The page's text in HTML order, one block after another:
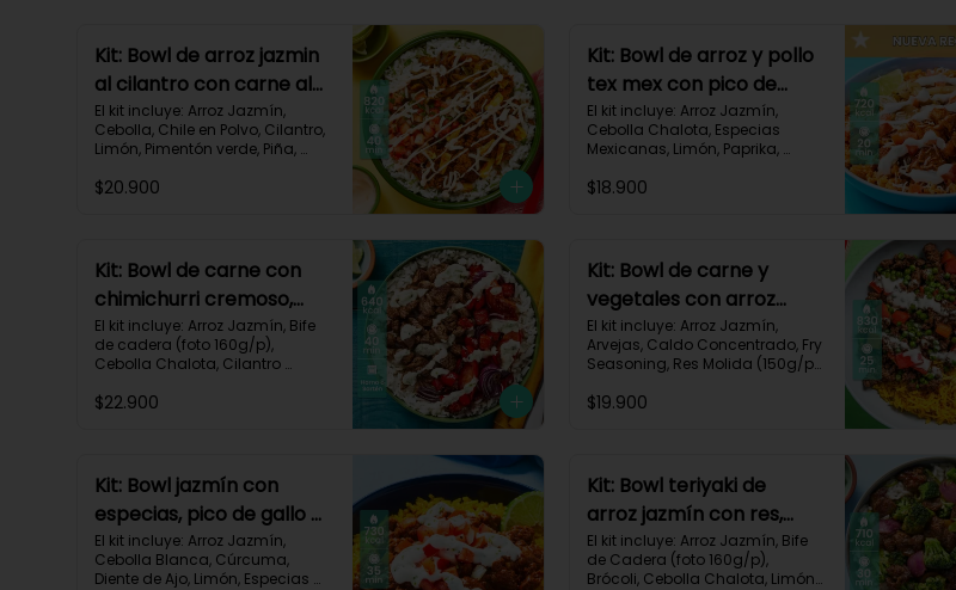
Kit: Bowl de arroz jazmin
al cilantro con carne al
pastor y pico de gallo-
84
El kit incluye: Arroz Jazmín,
Cebolla, Chile en Polvo, Cilantro,
Limón, Pimentón verde, Piña,
Molida (150g/p), Sour Cream,
Grasas 46g | Proteínas 30g
$20.900
Kit: Bowl de arroz y pollo
tex mex con pico de
gallo, queso y sour
cream-147
El kit incluye: Arroz Jazmín,
Cebolla Chalota, Especias
Mexicanas, Limón, Paprika,
Pollo, Queso Mozzarella, Sour
720 kcal	| Carbohidratos 73g |
Grasas 25g | Proteínas 41g
$18.900
Kit: Bowl de carne con
chimichurri cremoso,
pimentón y tomate-115
El kit incluye: Arroz Jazmín, Bife
de cadera (foto 160g/p),
Cebolla Chalota, Cilantro
Mezcla de Especias del
Carbohidratos 87g | Grasas 21g
| Proteínas 44g
$22.900
Kit: Bowl de carne y
vegetales con arroz
dorado-94
El kit incluye: Arroz Jazmín,
Arvejas, Caldo Concentrado, Fry
Seasoning, Res Molida (150g/p),
Mayonesa, Pimentón Rojo,
45g | Proteínas 31g
$19.900
Kit: Bowl jazmín con
especias, pico de gallo y
crema de limón-82
El kit incluye: Arroz Jazmín,
Cebolla Blanca, Cúrcuma,
Diente de Ajo, Limón, Especias
Kit: Bowl teriyaki de
arroz jazmín con res,
brócoli y cebolla-114
El kit incluye: Arroz Jazmín, Bife
de Cadera (foto 160g/p),
Brócoli, Cebolla Chalota, Limón,